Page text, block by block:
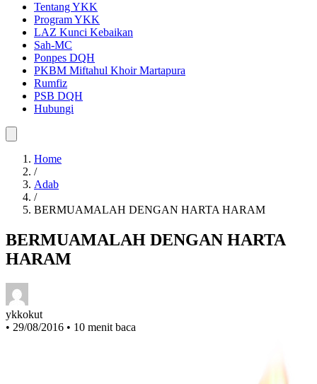
Ilmu
Tentang YKK
Program YKK
LAZ Kunci Kebaikan
Sah-MC
Ponpes DQH
PKBM Miftahul Khoir Martapura
Rumfiz
PSB DQH
Home
/
Adab
/
BERMUAMALAH DENGAN HARTA
ykkokut